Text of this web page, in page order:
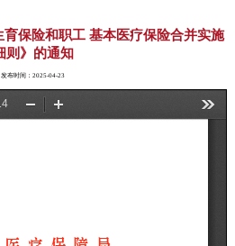
保险和职工 基本医疗保险合并实施
则》的通知
发布时间：2025-04-23